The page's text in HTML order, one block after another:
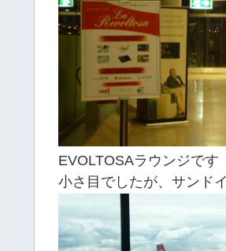
EVOLTOSAラウンジです
小さ目でしたが、サンド